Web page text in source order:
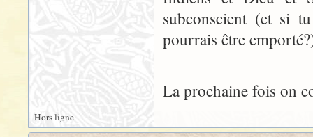
subconscient (et si
pourrais être
La prochaine fois on
Hors ligne